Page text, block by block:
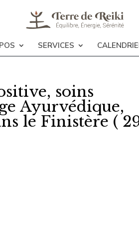
SERVICES
soins
Ayurvédique,
le Finistère (